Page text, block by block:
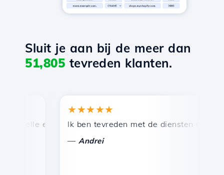
Sluit je aan bij de meer dan
51,805 tevreden klanten.
en efficiënte technische ondersteuning.
★★★★★
Ik ben tevreden met de diensten die door
Andrei